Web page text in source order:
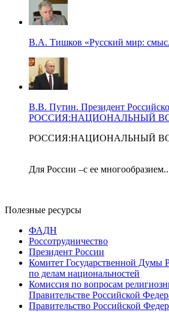
В.А. Тишков «Русский мир:
В.В. Путин. Президент
РОССИЯ:НАЦИОНАЛЬНЫЙ
РОССИЯ:НАЦИОНАЛЬНЫЙ
Для России –с ее
Полезные ресурсы
ФАДН
Россотрудничество
Президент России
Комитет Государственной Думы
по делам национальностей
Комиссия по вопросам
Правительстве Российской
Правительство Российской